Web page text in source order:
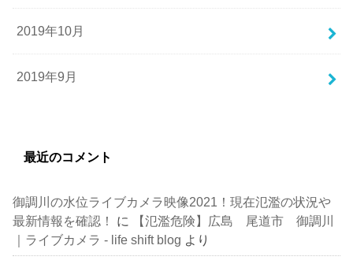
2019年10月
2019年9月
最近のコメント
御調川の水位ライブカメラ映像2021！現在氾濫の状況や
最新情報を確認！
に
【氾濫危険】広島 尾道市 御調川
｜ライブカメラ - life shift blog より